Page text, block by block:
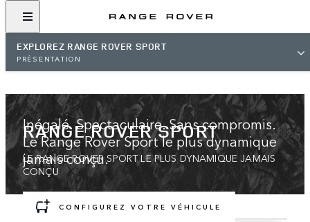
EXPLOREZ RANGE ROVER SPORT
PRÉSENTATION
RANGE ROVER SPORT
LE RANGE ROVER SPORT LE PLUS DYNAMIQUE JAMAIS
CONÇU
CONFIGUREZ VOTRE VÉHICULE
Inégalé. Spectaculaire. Sans compromis.
Le Range Rover Sport le plus dynamique
jamais conçu.